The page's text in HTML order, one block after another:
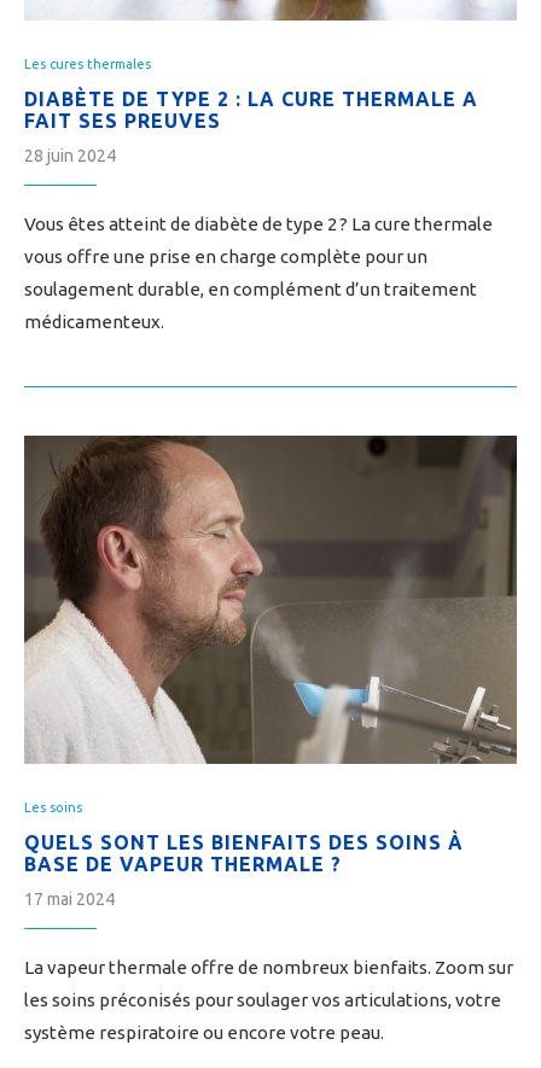
Les cures thermales
DIABÈTE DE TYPE 2 : LA CURE THERMALE A
FAIT SES PREUVES
28 juin 2024
Vous êtes atteint de diabète de type 2 ? La cure thermale
vous offre une prise en charge complète pour un
soulagement durable, en complément d’un traitement
médicamenteux.
Les soins
QUELS SONT LES BIENFAITS DES SOINS À
BASE DE VAPEUR THERMALE ?
17 mai 2024
La vapeur thermale offre de nombreux bienfaits. Zoom sur
les soins préconisés pour soulager vos articulations, votre
système respiratoire ou encore votre peau.